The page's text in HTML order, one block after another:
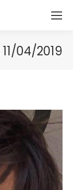
11/04/2019